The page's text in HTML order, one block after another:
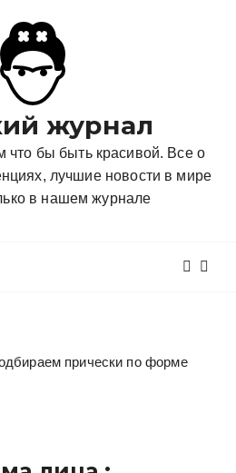
журнал
что бы быть красивой. Все о
лучшие новости в мире
в нашем журнале
прически по форме